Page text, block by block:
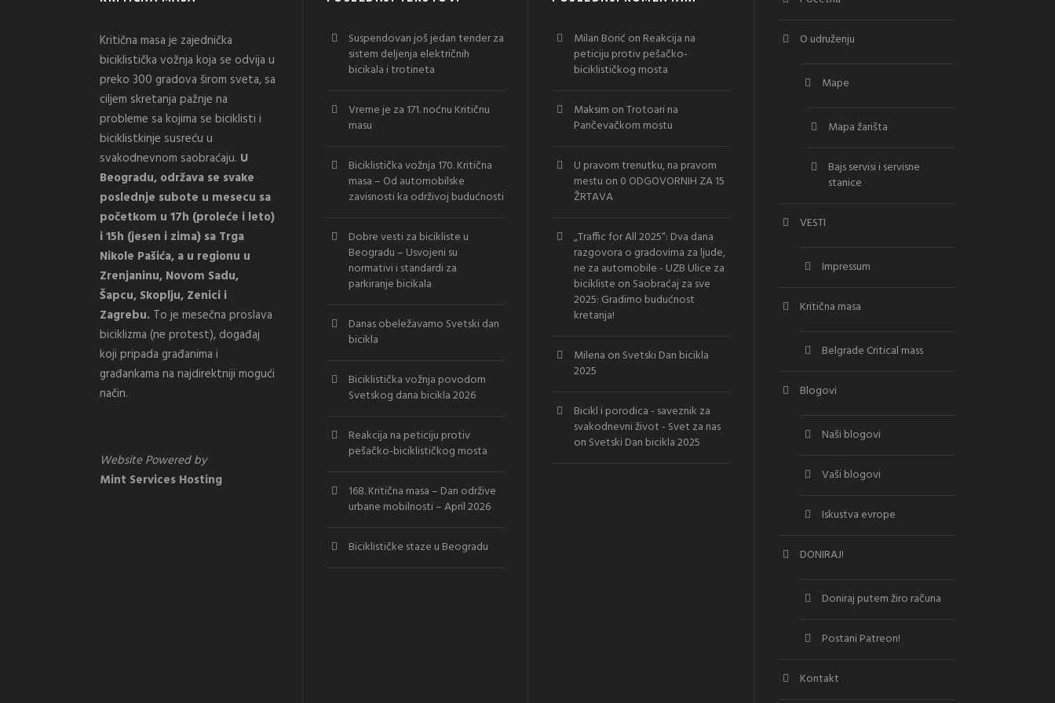
Kritična masa je zajednička
biciklistička vožnja koja se odvija u
preko 300 gradova širom sveta, sa
ciljem skretanja pažnje na
probleme sa kojima se biciklisti i
biciklistkinje susreću u
svakodnevnom saobraćaju. U
Beogradu, održava se svake
poslednje subote u mesecu sa
početkom u 17h (proleće i leto)
i 15h (jesen i zima) sa Trga
Nikole Pašića, a u regionu u
Zrenjaninu, Novom Sadu,
Šapcu, Skoplju, Zenici i
Zagrebu. To je mesečna proslava
biciklizma (ne protest), događaj
koji pripada građanima i
građankama na najdirektniji mogući
način.
Website Powered by
Mint Services Hosting
Suspendovan još jedan tender za
sistem deljenja električnih
bicikala i trotineta
Vreme je za 171. noćnu Kritičnu
masu
Biciklistička vožnja 170. Kritična
masa – Od automobilske
zavisnosti ka održivoj budućnosti
Dobre vesti za bicikliste u
Beogradu – Usvojeni su
normativi i standardi za
parkiranje bicikala
Danas obeležavamo Svetski dan
bicikla
Biciklistička vožnja povodom
Svetskog dana bicikla 2026
Reakcija na peticiju protiv
pešačko-biciklističkog mosta
168. Kritična masa – Dan održive
urbane mobilnosti – April 2026
Biciklističke staze u Beogradu
Milan Borić on Reakcija na
peticiju protiv pešačko-
biciklističkog mosta
Maksim onTrotoari na
Pančevačkom mostu
U pravom trenutku, na pravom
mestu on 0 ODGOVORNIH ZA 15
ŽRTAVA
„Traffic for All 2025“: Dva dana
razgovora o gradovima za ljude,
ne za automobile - UZB Ulice za
bicikliste on Saobraćaj za sve
2025: Gradimo budućnost
kretanja!
Milena on Svetski Dan bicikla
2025
Bicikl i porodica - saveznik za
svakodnevni život - Svet za nas
on Svetski Dan bicikla 2025
O udruženju
Mape
Mapa žarišta
Bajs servisi i servisne
stanice
VESTI
Impressum
Kritična masa
Belgrade Critical mass
Blogovi
Naši blogovi
Vaši blogovi
Iskustva evrope
DONIRAJ!
Doniraj putem žiro računa
Postani Patreon!
Kontakt